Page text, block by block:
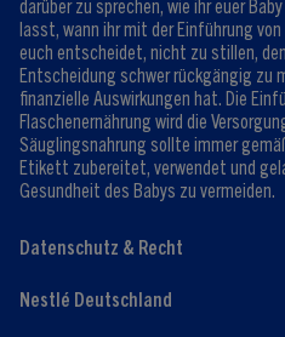
darüber zu sprechen, wie ihr euer
lasst, wann ihr mit der Einführung
euch entscheidet, nicht zu stillen,
Entscheidung schwer rückgängig zu
finanzielle Auswirkungen hat. Die
Flaschenernährung wird die
Säuglingsnahrung sollte immer
Etikett zubereitet, verwendet und
Gesundheit des Babys zu vermeiden.
Datenschutz & Recht
Nestlé Deutschland